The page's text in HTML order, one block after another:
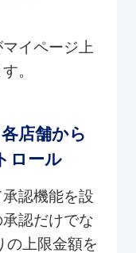
イページ上
。
店舗から
ロール
認機能を設
認だけでな
の上限金額を